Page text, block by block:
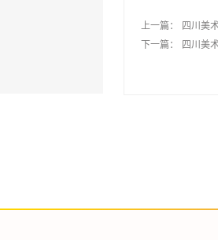
上一篇：
四川美
下一篇：
四川美